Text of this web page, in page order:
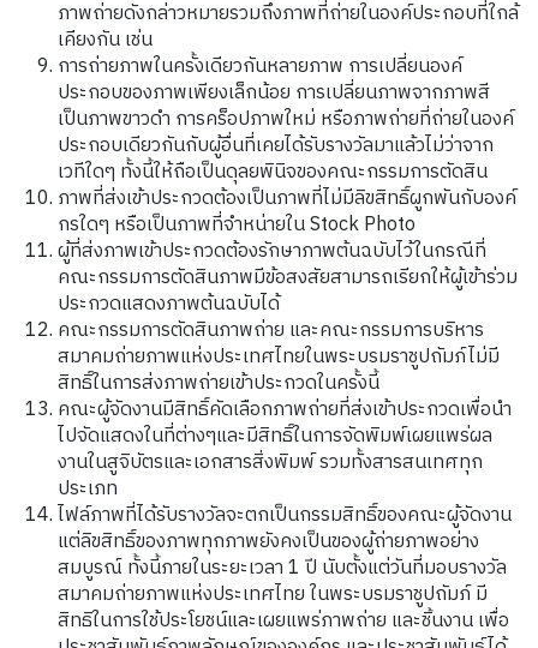
ภาพถ่ายดังกล่าวหมายรวมถึงภาพที่ถ่ายในองค์ประกอบที่ใกล้
เคียงกัน เช่น
การถ่ายภาพในครั้งเดียวกันหลายภาพ การเปลี่ยนองค์
ประกอบของภาพเพียงเล็กน้อย การเปลี่ยนภาพจากภาพสี
เป็นภาพขาวดำ การคร็อปภาพใหม่ หรือภาพถ่ายที่ถ่ายในองค์
ประกอบเดียวกันกับผู้อื่นที่เคยได้รับรางวัลมาแล้วไม่ว่าจาก
เวทีใดๆ ทั้งนี้ให้ถือเป็นดุลยพินิจของคณะกรรมการตัดสิน
ภาพที่ส่งเข้าประกวดต้องเป็นภาพที่ไม่มีลิขสิทธิ์ผูกพันกับองค์
กรใดๆ หรือเป็นภาพที่จำหน่ายใน Stock Photo
ผู้ที่ส่งภาพเข้าประกวดต้องรักษาภาพต้นฉบับไว้ในกรณีที่
คณะกรรมการตัดสินภาพมีข้อสงสัยสามารถเรียกให้ผู้เข้าร่วม
ประกวดแสดงภาพต้นฉบับได้
คณะกรรมการตัดสินภาพถ่าย และคณะกรรมการบริหาร
สมาคมถ่ายภาพแห่งประเทศไทยในพระบรมราชูปถัมภ์ไม่มี
สิทธิ์ในการส่งภาพถ่ายเข้าประกวดในครั้งนี้
คณะผู้จัดงานมีสิทธิ์คัดเลือกภาพถ่ายที่ส่งเข้าประกวดเพื่อนำ
ไปจัดแสดงในที่ต่างๆและมีสิทธิ์ในการจัดพิมพ์เผยแพร่ผล
งานในสูจิบัตรและเอกสารสิ่งพิมพ์ รวมทั้งสารสนเทศทุก
ประเภท
ไฟล์ภาพที่ได้รับรางวัลจะตกเป็นกรรมสิทธิ์ของคณะผู้จัดงาน
แต่ลิขสิทธิ์ของภาพทุกภาพยังคงเป็นของผู้ถ่ายภาพอย่าง
สมบูรณ์ ทั้งนี้ภายในระยะเวลา 1 ปี นับตั้งแต่วันที่มอบรางวัล
สมาคมถ่ายภาพแห่งประเทศไทย ในพระบรมราชูปถัมภ์ มี
สิทธิในการใช้ประโยชน์และเผยแพร่ภาพถ่าย และชิ้นงาน เพื่อ